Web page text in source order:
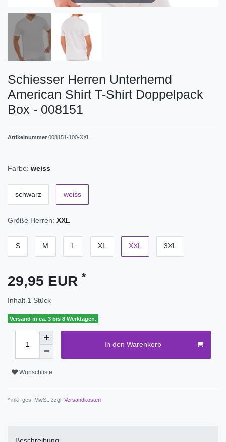
Schiesser Herren Unterhemd
American Shirt T-Shirt Doppelpack
Box - 008151
Artikelnummer 008151-100-XXL
Farbe: weiss
schwarz weiss
Größe Herren: XXL
S M L XL XXL 3XL
29,95 EUR *
Inhalt 1 Stück
Versand in ca. 3 bis 8 Werktagen.
In den Warenkorb
Wunschliste
* inkl. ges. MwSt. zzgl. Versandkosten